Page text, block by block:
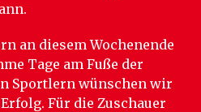
an diesem Wochenende
Tage am Fuße der
Sportlern wünschen wir
Für die Zuschauer